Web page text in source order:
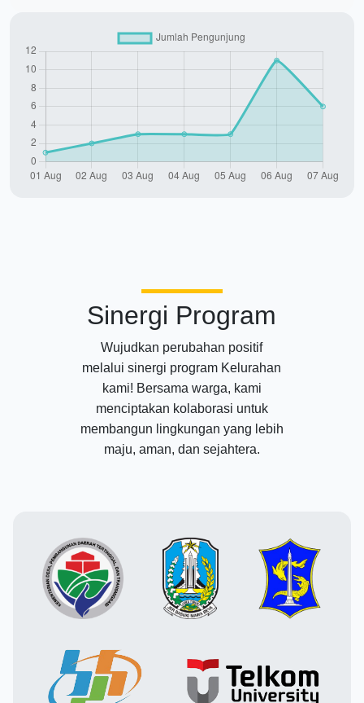
Sinergi Program
Wujudkan perubahan positif
melalui sinergi program Kelurahan
kami! Bersama warga, kami
menciptakan kolaborasi untuk
membangun lingkungan yang lebih
maju, aman, dan sejahtera.